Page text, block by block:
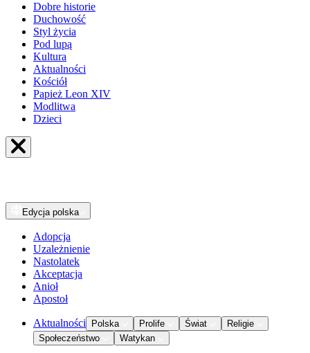
Dobre historie
Duchowość
Styl życia
Pod lupą
Kultura
Aktualności
Kościół
Papież Leon XIV
Modlitwa
Dzieci
Edycja polska
Adopcja
Uzależnienie
Nastolatek
Akceptacja
Anioł
Apostoł
Aktualności Polska Prolife Świat
Religie
Społeczeństwo
Watykan